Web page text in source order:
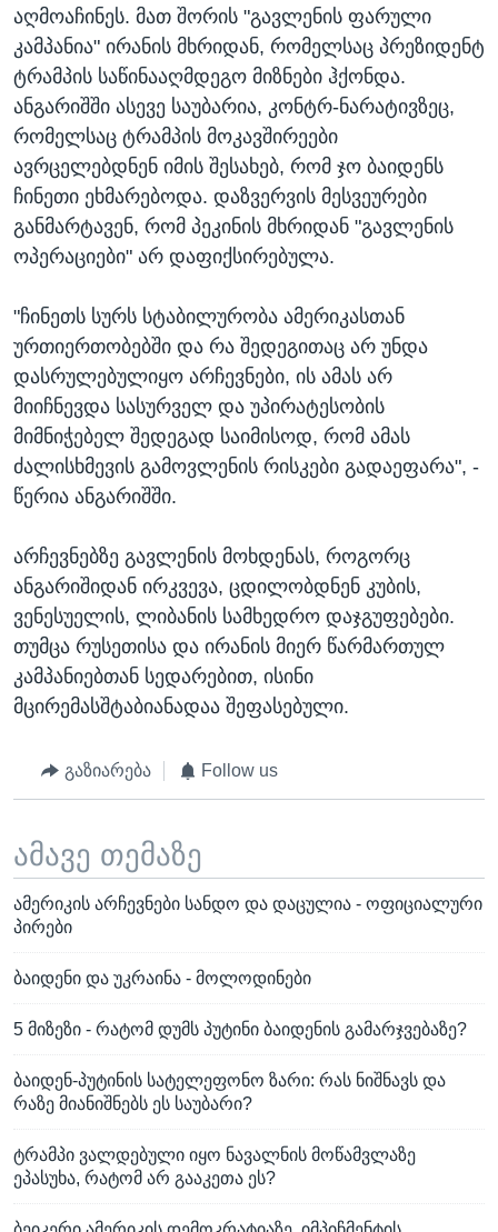
აღმოაჩინეს. მათ შორის "გავლენის ფარული
კამპანია" ირანის მხრიდან, რომელსაც პრეზიდენტ
ტრამპის საწინააღმდეგო მიზნები ჰქონდა.
ანგარიშში ასევე საუბარია, კონტრ-ნარატივზეც,
რომელსაც ტრამპის მოკავშირეები
ავრცელებდნენ იმის შესახებ, რომ ჯო ბაიდენს
ჩინეთი ეხმარებოდა. დაზვერვის მესვეურები
განმარტავენ, რომ პეკინის მხრიდან "გავლენის
ოპერაციები" არ დაფიქსირებულა.
"ჩინეთს სურს სტაბილურობა ამერიკასთან
ურთიერთობებში და რა შედეგითაც არ უნდა
დასრულებულიყო არჩევნები, ის ამას არ
მიიჩნევდა სასურველ და უპირატესობის
მიმნიჭებელ შედეგად საიმისოდ, რომ ამას
ძალისხმევის გამოვლენის რისკები გადაეფარა", -
წერია ანგარიშში.
არჩევნებზე გავლენის მოხდენას, როგორც
ანგარიშიდან ირკვევა, ცდილობდნენ კუბის,
ვენესუელის, ლიბანის სამხედრო დაჯგუფებები.
თუმცა რუსეთისა და ირანის მიერ წარმართულ
კამპანიებთან სედარებით, ისინი
მცირემასშტაბიანადაა შეფასებული.
გაზიარება Follow us
ამავე თემაზე
ამერიკის არჩევნები სანდო და დაცულია - ოფიციალური
პირები
ბაიდენი და უკრაინა - მოლოდინები
5 მიზეზი - რატომ დუმს პუტინი ბაიდენის გამარჯვებაზე?
ბაიდენ-პუტინის სატელეფონო ზარი: რას ნიშნავს და
რაზე მიანიშნებს ეს საუბარი?
ტრამპი ვალდებული იყო ნავალნის მოწამვლაზე
ეპასუხა, რატომ არ გააკეთა ეს?